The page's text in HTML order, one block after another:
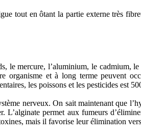
tout en ôtant la partie externe très
le mercure, l’aluminium, le cadmium,
organisme et à long terme peuvent
les poissons et les pesticides est
nerveux. On sait maintenant que
permet aux fumeurs
mais il favorise leur élimination